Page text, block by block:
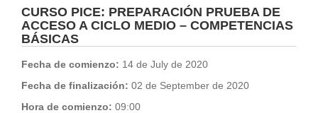
▼
CURSO PICE: PREPARACIÓN PRUEBA DE
ACCESO A CICLO MEDIO – COMPETENCIAS
BÁSICAS
Fecha de comienzo: 14 de July de 2020
Fecha de finalización: 02 de September de 2020
Hora de comienzo: 09:00